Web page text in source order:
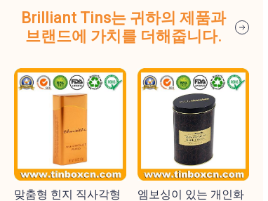
Brilliant Tins는 귀하의 제품과
브랜드에 가치를 더해줍니다.
맞춤형 힌지 직사각형
엠보싱이 있는 개인화